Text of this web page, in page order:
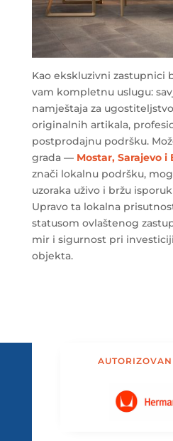
Kao ekskluzivni zastupnici
vam kompletnu uslugu:
namještaja za
originalnih artikala,
postprodajnu podršku.
grada — Mostar, Sarajevo i
znači lokalnu podršku,
uzoraka uživo i bržu
Upravo ta lokalna
statusom ovlaštenog
mir i sigurnost pri
objekta.